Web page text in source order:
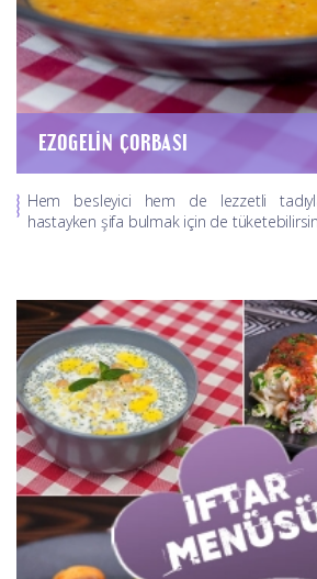
EZOGELIN ÇORBASI
Hem besleyici hem de lezzetli
hastayken şifa bulmak için de